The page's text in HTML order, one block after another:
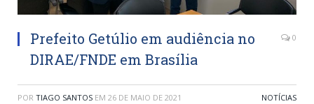
Prefeito Getúlio em audiência no
DIRAE/FNDE em Brasília
0
POR TIAGO SANTOS EM 26 DE MAIO DE 2021 NOTÍCIAS